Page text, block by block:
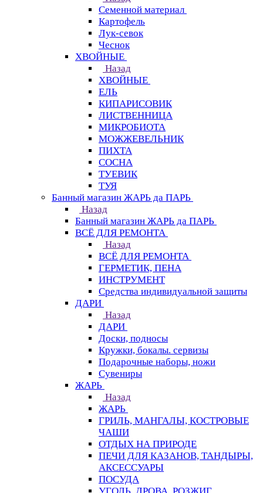
Семенной материал
Картофель
Лук-севок
Чеснок
ХВОЙНЫЕ
Назад
ХВОЙНЫЕ
ЕЛЬ
КИПАРИСОВИК
ЛИСТВЕННИЦА
МИКРОБИОТА
МОЖЖЕВЕЛЬНИК
ПИХТА
СОСНА
ТУЕВИК
ТУЯ
Банный магазин ЖАРЬ да ПАРЬ
Назад
Банный магазин ЖАРЬ да ПАРЬ
ВСЁ ДЛЯ РЕМОНТА
Назад
ВСЁ ДЛЯ РЕМОНТА
ГЕРМЕТИК, ПЕНА
ИНСТРУМЕНТ
Средства индивидуальной защиты
ДАРИ
Назад
ДАРИ
Доски, подносы
Кружки, бокалы. сервизы
Подарочные наборы, ножи
Сувениры
ЖАРЬ
Назад
ЖАРЬ
ГРИЛЬ, МАНГАЛЫ, КОСТРОВЫЕ
ЧАШИ
ОТДЫХ НА ПРИРОДЕ
ПЕЧИ ДЛЯ КАЗАНОВ, ТАНДЫРЫ,
АКСЕССУАРЫ
ПОСУДА